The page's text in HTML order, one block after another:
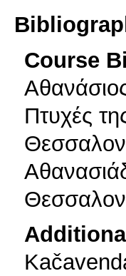
Course
Πτυχές